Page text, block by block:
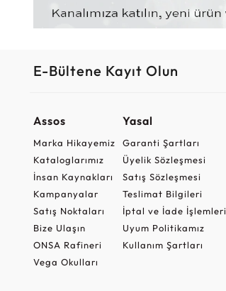
E-Bültene Kayıt Olun
Assos
Marka Hikayemiz
Kataloglarımız
İnsan Kaynakları
Kampanyalar
Satış Noktaları
Bize Ulaşın
ONSA Rafineri
Vega Okulları
Yasal
Garanti Şartları
Üyelik Sözleşmesi
Satış Sözleşmesi
Teslimat Bilgileri
İptal ve İade İşlemleri
Uyum Politikamız
Kullanım Şartları